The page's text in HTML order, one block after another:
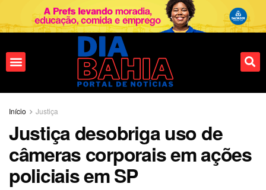
Início Justiça
Justiça desobriga uso de
câmeras corporais em ações
policiais em SP